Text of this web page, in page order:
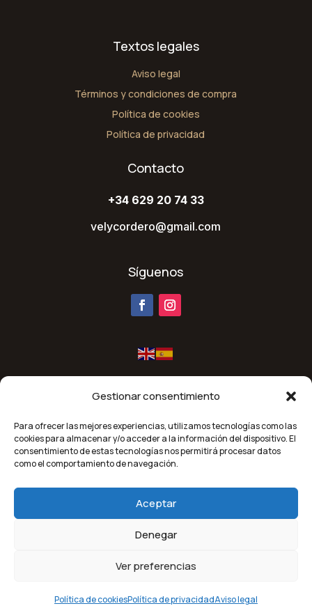
Gestionar consentimiento
Para ofrecer las mejores experiencias, utilizamos tecnologías como las
cookies para almacenar y/o acceder a la información del dispositivo. El
consentimiento de estas tecnologías nos permitirá procesar datos
como el comportamiento de navegación.
Aceptar
Denegar
Ver preferencias
Política de cookiesPolítica de privacidadAviso legal
Textos legales
Aviso legal
Términos y condiciones de compra
Política de cookies
Política de privacidad
Contacto
+34 629 20 74 33
velycordero@gmail.com
Síguenos
Financiado por la Unión Europea-Next Generation EU.
Orallo 2026 | Todos los derechos reservados |
Diseñado porPurple Dreams